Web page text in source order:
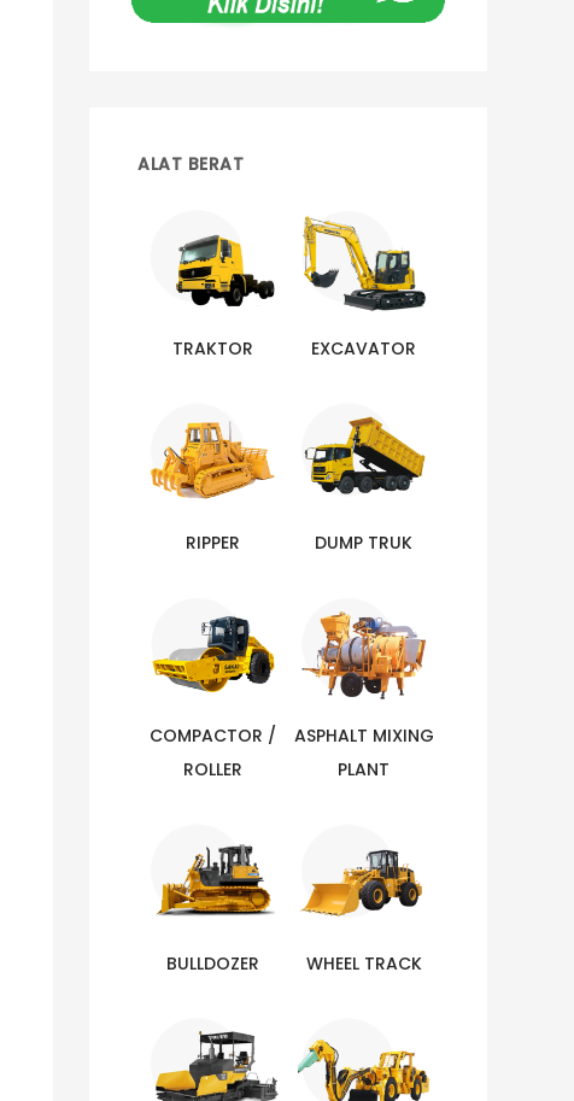
ALAT BERAT
TRAKTOR
RIPPER
COMPACTOR /
ROLLER
BULLDOZER
EXCAVATOR
DUMP TRUK
ASPHALT MIXING
PLANT
WHEEL TRACK